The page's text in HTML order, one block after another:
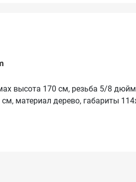
высота 170 см, резьба 5/8
материал дерево, габариты